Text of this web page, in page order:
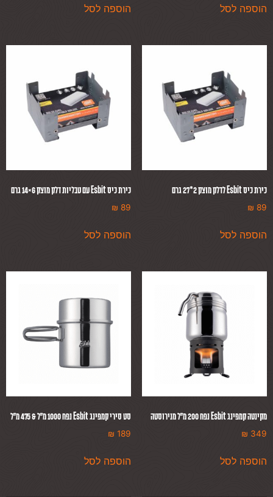
הוספה לסל הוספה לסל
כירת כיס Esbit לדלק מוצק 2*27 גרם
₪ 89
הוספה לסל
כירת כיס Esbit עם טבליות דלק מוצק 6×14 גרם
₪ 89
הוספה לסל
מקינטה קמפינג Esbit נפח 200 מ״ל מנירוסטה
₪ 349
הוספה לסל
סט סירי קמפינג Esbit נפח 1000 מ״ל & 475 מ״ל
₪ 189
הוספה לסל